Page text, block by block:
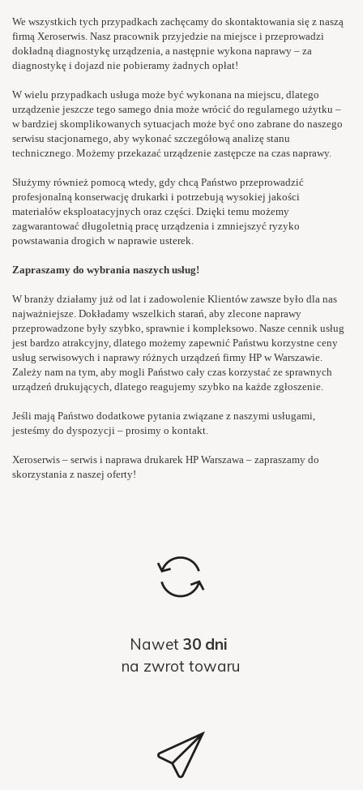
We wszystkich tych przypadkach zachęcamy do skontaktowania się z naszą
firmą Xeroserwis. Nasz pracownik przyjedzie na miejsce i przeprowadzi
dokładną diagnostykę urządzenia, a następnie wykona naprawy – za
diagnostykę i dojazd nie pobieramy żadnych opłat!
W wielu przypadkach usługa może być wykonana na miejscu, dlatego
urządzenie jeszcze tego samego dnia może wrócić do regularnego użytku –
w bardziej skomplikowanych sytuacjach może być ono zabrane do naszego
serwisu stacjonarnego, aby wykonać szczegółową analizę stanu
technicznego. Możemy przekazać urządzenie zastępcze na czas naprawy.
Służymy również pomocą wtedy, gdy chcą Państwo przeprowadzić
profesjonalną konserwację drukarki i potrzebują wysokiej jakości
materiałów eksploatacyjnych oraz części. Dzięki temu możemy
zagwarantować długoletnią pracę urządzenia i zmniejszyć ryzyko
powstawania drogich w naprawie usterek.
Zapraszamy do wybrania naszych usług!
W branży działamy już od lat i zadowolenie Klientów zawsze było dla nas
najważniejsze. Dokładamy wszelkich starań, aby zlecone naprawy
przeprowadzone były szybko, sprawnie i kompleksowo. Nasze cennik usług
jest bardzo atrakcyjny, dlatego możemy zapewnić Państwu korzystne ceny
usług serwisowych i naprawy różnych urządzeń firmy HP w Warszawie.
Zależy nam na tym, aby mogli Państwo cały czas korzystać ze sprawnych
urządzeń drukujących, dlatego reagujemy szybko na każde zgłoszenie.
Jeśli mają Państwo dodatkowe pytania związane z naszymi usługami,
jesteśmy do dyspozycji – prosimy o kontakt.
Xeroserwis – serwis i naprawa drukarek HP Warszawa – zapraszamy do
skorzystania z naszej oferty!
Nawet 30 dni
na zwrot towaru